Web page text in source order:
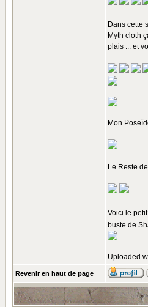
Dans cette
Myth cloth
plais ... et
Mon
Le Reste
Voici le
buste de
Uploaded
Revenir en haut de page